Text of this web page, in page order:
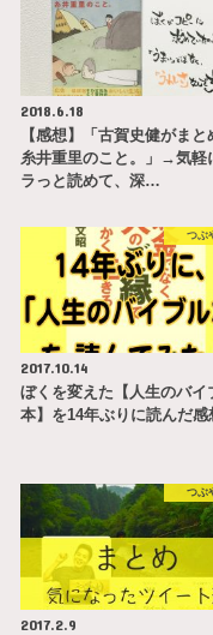
2018.6.18
【感想】「古賀史健がまと
糸井重里のこと。」→気軽
ラっと読めて、深…
つぶ
2017.10.14
ぼくを変えた【人生のバイ
本】を14年ぶりに読んだ感
つぶ
2017.2.9